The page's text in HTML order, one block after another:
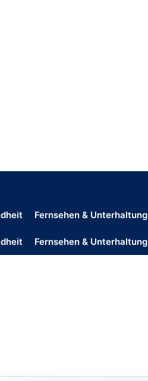
Fernsehen & Unterhaltung
Fernsehen & Unterhaltung